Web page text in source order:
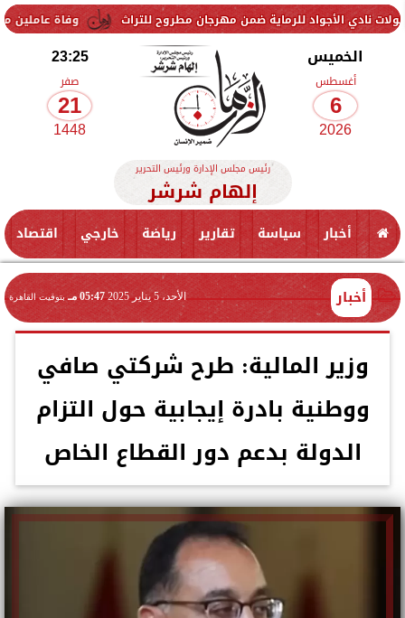
وفاة عاملين متأثرين للرماية ضمن مهرجان مطروح للتراث
الخميس
أغسطس
6
2026
23:25
صفر
21
1448
رئيس مجلس الإدارة ورئيس التحرير
إلهام شرشر
أخبار سياسة تقارير رياضة خارجي اقتصاد
أخبار الأحد، 5 يناير 2025 05:47 مـ بتوقيت القاهرة
وزير المالية: طرح شركتي صافي
ووطنية بادرة إيجابية حول التزام
الدولة بدعم دور القطاع الخاص